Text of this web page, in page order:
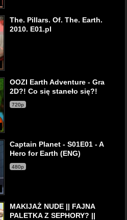
The. Pillars. Of. The. Earth.
2010. E01.pl
OOZI Earth Adventure - Gra
2D?! Co się staneło się?!
720p
Captain Planet - S01E01 - A
Hero for Earth (ENG)
480p
MAKIJAŻ NUDE || FAJNA
PALETKA Z SEPHORY? ||